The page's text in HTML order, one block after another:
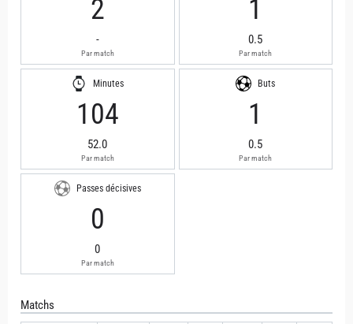
2
-
Par match
1
0.5
Par match
Minutes
104
52.0
Par match
Buts
1
0.5
Par match
Passes décisives
0
0
Par match
Matchs